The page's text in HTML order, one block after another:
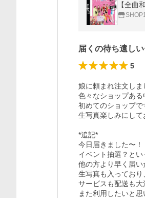
【全曲
届くの待ち遠し
5
娘に頼まれ注文しま
色々なショップある
初めてのショップ
生写真楽しみにして
*追記*
今日届きました〜！
イベント抽選？と
他の方より早く届い
生写真も入っており
サービスも配送も大
また利用したいと